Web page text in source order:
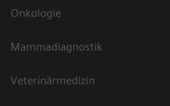
Onkologie
Mammadiagnostik
Veterinärmedizin